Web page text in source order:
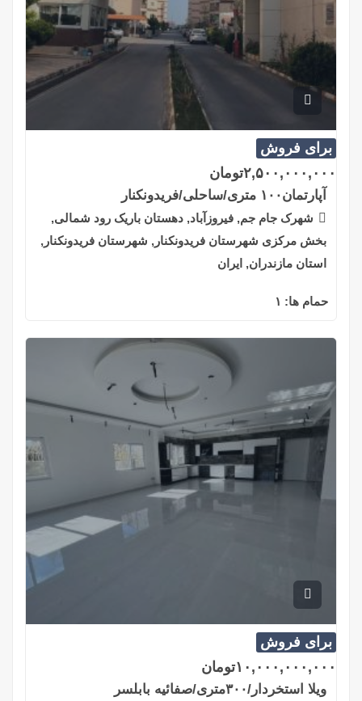
برای فروش
۲,۵۰۰,۰۰۰,۰۰۰تومان
آپارتمان۱۰۰ متری/ساحلی/فریدونکنار
شهرک جام جم, فیروزآباد, دهستان باریک رود شمالی,
بخش مرکزی شهرستان فریدونکنار, شهرستان فریدونکنار,
استان مازندران, ایران
حمام ها: ۱
برای فروش
۱۰,۰۰۰,۰۰۰,۰۰۰تومان
ویلا استخردار/۳۰۰متری/صفائیه بابلسر